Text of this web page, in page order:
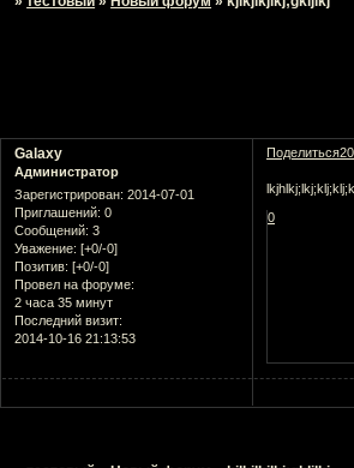
Поделиться
Galaxy
Администратор
Зарегистрирован: 2014-07-01
Приглашений: 0
Сообщений: 3
Уважение: [+0/-0]
Позитив: [+0/-0]
Провел на форуме:
2 часа 35 минут
Последний визит:
2014-10-16 21:13:53
0